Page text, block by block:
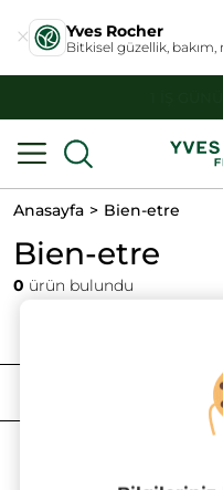
Yves Rocher
Bitkisel güzellik, bakım,
Anasayfa Bien-etre
Bien-etre
0 ürün bulundu